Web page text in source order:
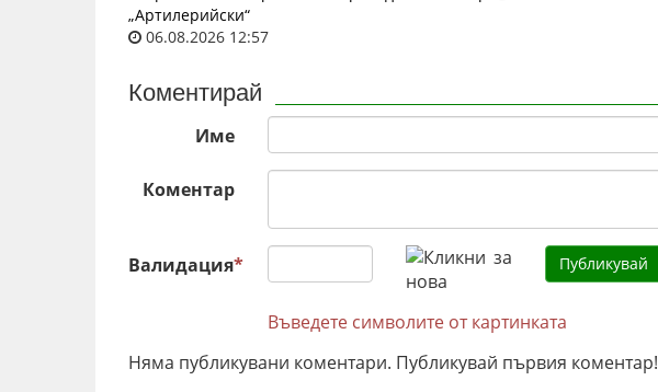
„Артилерийски“
06.08.2026 12:57
Коментирай
Име
Коментар
Валидация*
Въведете символите от картинката
Няма публикувани коментари. Публикувай първия коментар!